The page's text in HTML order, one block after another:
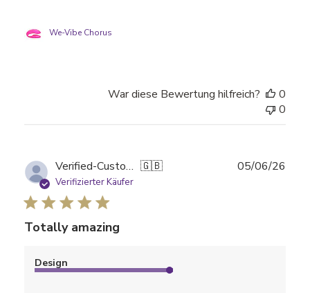
We-Vibe Chorus
War diese Bewertung hilfreich?
0
0
Verified-Customer 🇬🇧
Verifizierter Käufer
Totally amazing
Design
05/06/26